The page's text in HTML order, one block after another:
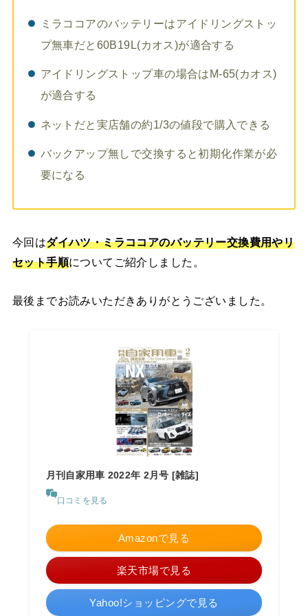
ミラココアのバッテリーはアイドリングストッ
プ無車だと60B19L(カオス)が適合する
アイドリングストップ車の場合はM-65(カオス)
が適合する
ネットだと実店舗の約1/3の値段で購入できる
バックアップ無しで交換すると初期化作業が必
要になる
今回はダイハツ・ミラココアのバッテリー交換費用やリ
セット手順についてご紹介しました。
最後までお読みいただきありがとうございました。
月刊自家用車 2022年 2月号 [雑誌]
口コミを見る
Amazonで見る
楽天市場で見る
Yahoo!ショッピングで見る